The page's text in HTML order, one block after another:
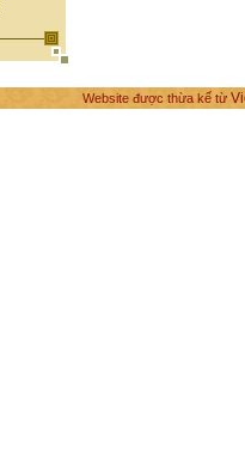
Website được thừa kế từ